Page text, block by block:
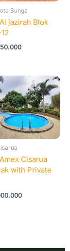
Bunga
jazirah Blok
Cisarua
with Private